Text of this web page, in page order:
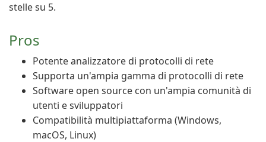
stelle su 5.
Pros
Potente analizzatore di protocolli di rete
Supporta un'ampia gamma di protocolli di rete
Software open source con un'ampia comunità di
utenti e sviluppatori
Compatibilità multipiattaforma (Windows,
macOS, Linux)